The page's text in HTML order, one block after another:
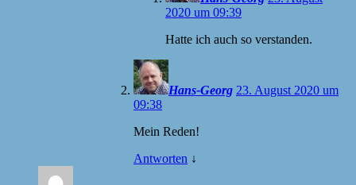
2020 um 09:39
Hatte ich auch so verstanden.
Hans-Georg 23. August 2020 um
09:38
Mein Reden!
Antworten ↓